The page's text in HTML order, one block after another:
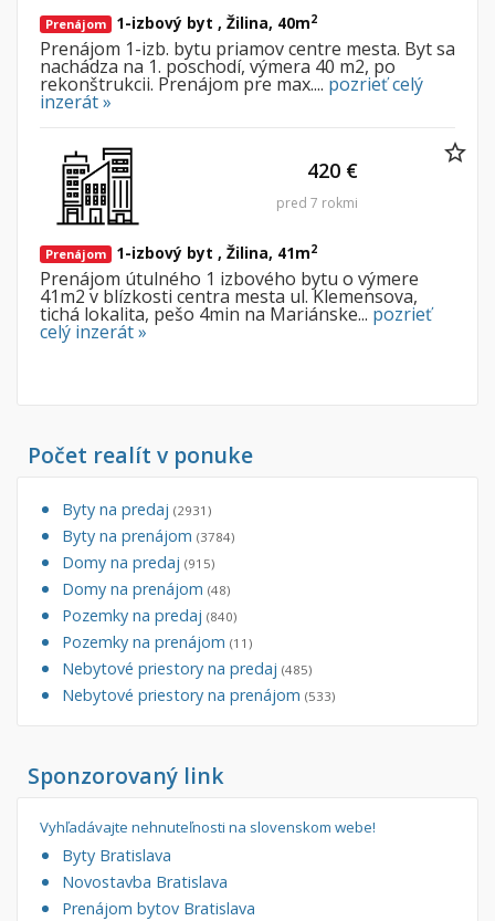
Prenájom 1-izbový byt , Žilina, 40m2
Prenájom 1-izb. bytu priamov centre mesta. Byt sa
nachádza na 1. poschodí, výmera 40 m2, po
rekonštrukcii. Prenájom pre max.... pozrieť celý
inzerát »
Prenájom 1-izbový byt , Žilina, 41m2
Prenájom útulného 1 izbového bytu o výmere
41m2 v blízkosti centra mesta ul. Klemensova,
tichá lokalita, pešo 4min na Mariánske... pozrieť
celý inzerát »
420 €
pred 7 rokmi
Počet realít v ponuke
Byty na predaj (2931)
Byty na prenájom (3784)
Domy na predaj (915)
Domy na prenájom (48)
Pozemky na predaj (840)
Pozemky na prenájom (11)
Nebytové priestory na predaj (485)
Nebytové priestory na prenájom (533)
Sponzorovaný link
Vyhľadávajte nehnuteľnosti na slovenskom webe!
Byty Bratislava
Novostavba Bratislava
Prenájom bytov Bratislava